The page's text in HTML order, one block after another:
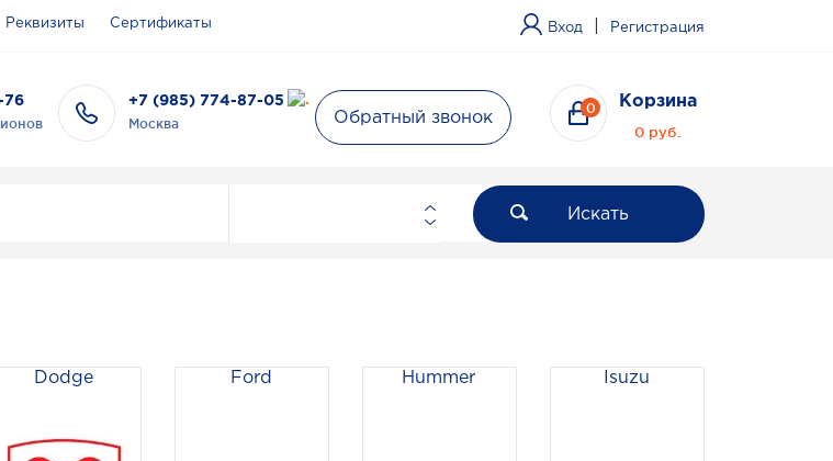
Реквизиты Сертификаты Вход Регистрация
76 +7 (985) 774-87-05
Москва Обратный звонок
0 Корзина
0 руб.
Искать
Dodge Ford Hummer Isuzu